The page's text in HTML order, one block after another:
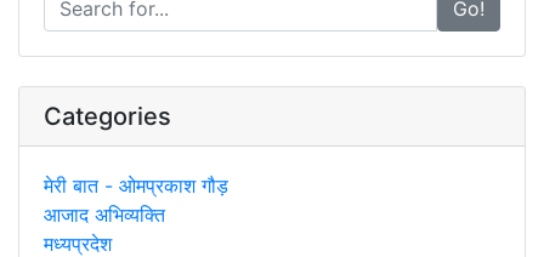
Go!
Categories
मेरी बात - ओमप्रकाश गौड़
आजाद अभिव्यक्ति
मध्यप्रदेश